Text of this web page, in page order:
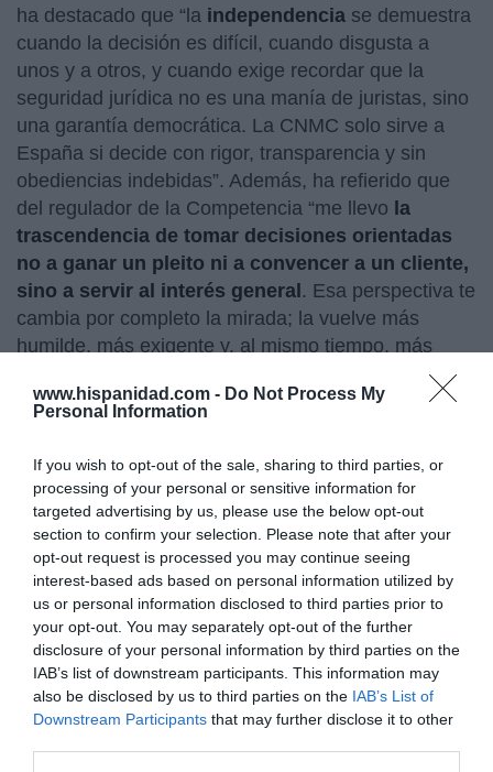
www.hispanidad.com - Do Not Process My
Personal Information
If you wish to opt-out of the sale, sharing to third parties, or
processing of your personal or sensitive information for
targeted advertising by us, please use the below opt-out
section to confirm your selection. Please note that after your
opt-out request is processed you may continue seeing
interest-based ads based on personal information utilized by
us or personal information disclosed to third parties prior to
your opt-out. You may separately opt-out of the further
disclosure of your personal information by third parties on the
IAB’s list of downstream participants. This information may
also be disclosed by us to third parties on the IAB’s List of
Downstream Participants that may further disclose it to other
ha destacado que “la independencia se demuestra
cuando la decisión es difícil, cuando disgusta a
unos y a otros, y cuando exige recordar que la
seguridad jurídica no es una manía de juristas, sino
una garantía democrática. La CNMC solo sirve a
España si decide con rigor, transparencia y sin
obediencias indebidas”. Además, ha refierido que
del regulador de la Competencia “me llevo la
trascendencia de tomar decisiones orientadas
no a ganar un pleito ni a convencer a un cliente,
sino a servir al interés general. Esa perspectiva te
cambia por completo la mirada; la vuelve más
humilde, más exigente y, al mismo tiempo, más
serena”. ¿Seguro? Quien lo diría a la luz de sus
últimos cartuchos en contra de las energéticas con
en contra de los bancos y su advertencia sobre el
caos ferroviario.
RELACIONADO
El ministro Puente prefiere
‘trabajar’ en X que afrontar el caos
ferroviario... que ya advierte hasta la
CNMC. Encima, ahora hay huelga en
Renfe
RELACIONADO